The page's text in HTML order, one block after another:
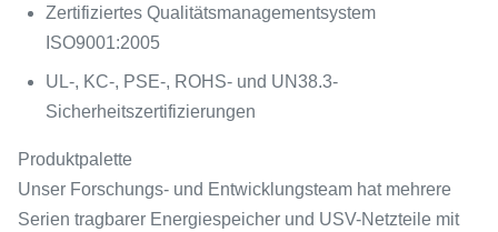
Zertifiziertes Qualitätsmanagementsystem
ISO9001:2005
UL-, KC-, PSE-, ROHS- und UN38.3-
Sicherheitszertifizierungen
Produktpalette
Unser Forschungs- und Entwicklungsteam hat mehrere
Serien tragbarer Energiespeicher und USV-Netzteile mit